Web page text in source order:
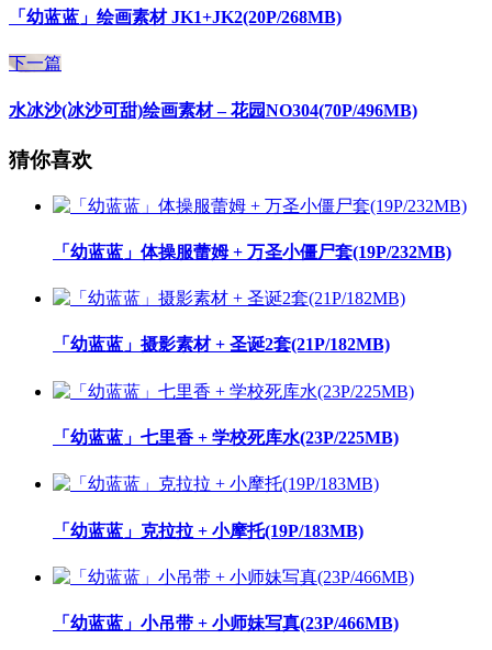
「幼蓝蓝」绘画素材 JK1+JK2(20P/268MB)
下一篇
水冰沙(冰沙可甜)绘画素材 – 花园NO304(70P/496MB)
猜你喜欢
「幼蓝蓝」体操服蕾姆 + 万圣小僵尸套(19P/232MB)
「幼蓝蓝」摄影素材 + 圣诞2套(21P/182MB)
「幼蓝蓝」七里香 + 学校死库水(23P/225MB)
「幼蓝蓝」克拉拉 + 小摩托(19P/183MB)
「幼蓝蓝」小吊带 + 小师妹写真(23P/466MB)